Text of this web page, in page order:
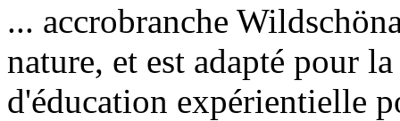
... accrobranche
nature, et est adapté pour la
d'éducation expérientielle